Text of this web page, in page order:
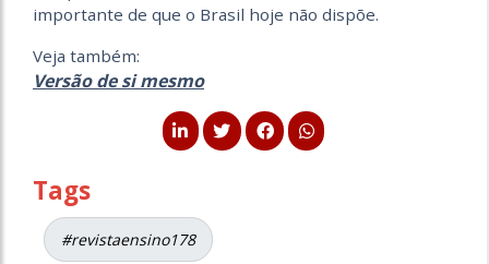
importante de que o Brasil hoje não dispõe.
Veja também:
Versão de si mesmo
Tags
#revistaensino178